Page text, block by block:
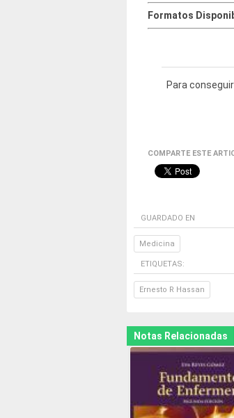
Formatos
Para
COMPARTE ESTE
GUARDADO EN
Medicina
ETIQUETAS:
Ernesto R Hassan
Notas Relacionadas